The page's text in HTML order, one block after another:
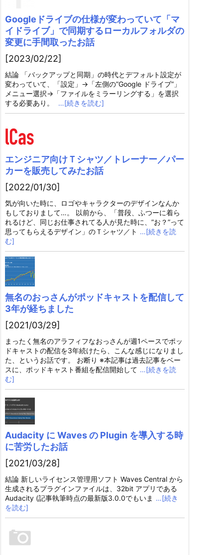
Googleドライブの仕様が変わっていて「マ
イドライブ」で同期するローカルフォルダの
変更に手間取ったお話
[2023/02/22]
結論 「バックアップと同期」の時代とデフォルト設定が
変わっていて、「設定」→「左側の”Google ドライブ”」
メニュー選択→「ファイルをミラーリングする」を選択
する必要あり。
…[続きを読む]
エンジニア向けＴシャツ／トレーナー／パー
カーを販売してみたお話
[2022/01/30]
気が向いた時に、ロゴやキャラクターのデザインなんか
もしておりまして…。 以前から、「普段、ふつーに着ら
れるけど、同じお仕事されてる人が見た時に、”お？”って
思ってもらえるデザイン」のＴシャツ／ト …[続きを読
む]
無名のおっさんがポッドキャストを配信して
3年が経ちました
[2021/03/29]
まったく無名のアラフィフなおっさんが週1ペースでポッ
ドキャストの配信を3年続けたら、こんな感じになりまし
た、というお話です。 お断り ※本記事は過去記事をベー
スに、ポッドキャスト番組を配信開始して …[続きを読
む]
Audacity に Waves の Plugin を導入する時
に苦労したお話
[2021/03/28]
結論 新しいライセンス管理用ソフト Waves Central から
生成されるプラグインファイルは、32bit アプリである
Audacity (記事執筆時点の最新版3.0.0でもいま …[続き
を読む]